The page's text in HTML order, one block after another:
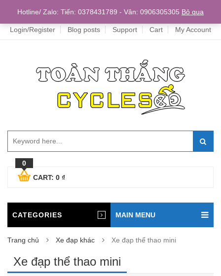
Home
Login/Register Blog posts Support Cart My Account
0
CART: 0 ₫
CATEGORIES MAIN MENU
Trang chủ Xe đạp khác Xe đạp thể thao mini
Xe đạp thể thao mini
Hotline/ Zalo: Tiến: 0378431789 - Vân: 0906305305 Bỏ qua